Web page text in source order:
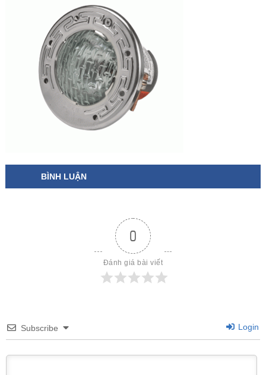
BÌNH LUẬN
0
Đánh giá bài viết
Subscribe Login